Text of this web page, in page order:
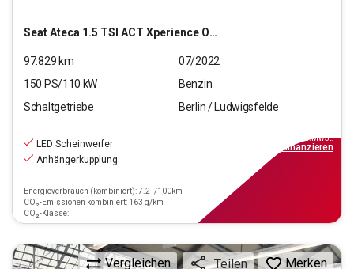
SeatAteca 1.5 TSI ACT Xperience OPF (EURO 6d)
97.829 km
07/2022
150 PS/110 kW
Benzin
Schaltgetriebe
Berlin / Ludwigsfelde
LED Scheinwerfer
Anhängerkupplung
Energieverbrauch (kombiniert): 7.2 l/100km
CO₂-Emissionen kombiniert: 163 g/km
CO₂-Klasse:
inkl.MwSt.
finanzieren
Vergleichen Teilen Merken